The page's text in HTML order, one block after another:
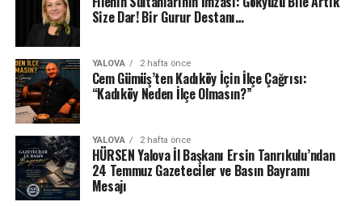
Size Dar! Bir Gurur Destanı…
YALOVA 2 hafta önce
Cem Gümüş’ten Kadıköy İçin İlçe Çağrısı:
“Kadıköy Neden İlçe Olmasın?”
YALOVA 2 hafta önce
HÜRSEN Yalova İl Başkanı Ersin Tanrıkulu’ndan
24 Temmuz Gazeteciler ve Basın Bayramı
Mesajı